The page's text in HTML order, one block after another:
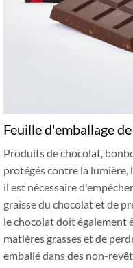
Feuille d'emballage
Produits de chocolat,
protégés contre la lumière,
il est nécessaire
graisse du chocolat et de
le chocolat doit également
matières grasses et de
emballé dans des non-